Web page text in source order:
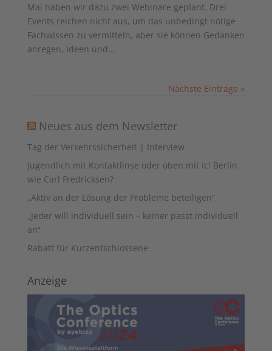
Mai haben wir dazu zwei Webinare geplant. Drei
Events reichen nicht aus, um das unbedingt nötige
Fachwissen zu vermitteln, aber sie können Gedanken
anregen, Ideen und...
Nächste Einträge »
Neues aus dem Newsletter
Tag der Verkehrssicherheit | Interview
Jugendlich mit Kontaktlinse oder oben mit ic! Berlin
wie Carl Fredricksen?
„Aktiv an der Lösung der Probleme beteiligen“
„Jeder will individuell sein – keiner passt individuell
an“
Rabatt für Kurzentschlossene
Anzeige